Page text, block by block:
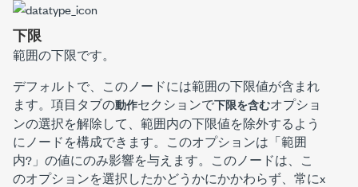
下限
範囲の下限です。
デフォルトで、このノードには範囲の下限値が含まれ
ます。 項目 タブの動作セクションで下限を含むオプショ
ンの選択を解除して、範囲内の下限値を除外するよう
にノードを構成できます。このオプションは「範囲
内? 」の値にのみ影響を与えます。このノードは、こ
のオプションを選択したかどうかにかかわらず、常にx